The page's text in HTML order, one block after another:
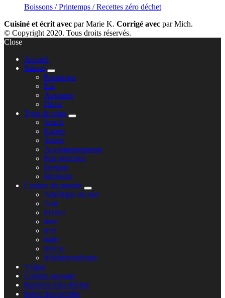
Boissons / Printemps / Recettes zéro déchet
Cuisiné et écrit avec par Marie K. Corrigé avec par Mich.
© Copyright 2020. Tous droits réservés.
Close
Accueil
Saison
expand
child
menu
Printemps
Eté
Automne
Hiver
Type de plats
expand
Snack
Entrée
Soupe
Accompagnement
Plat principal
Dessert
Boissons
Cuisine du monde
expand
child
Amérique du sud
Asie
France
Inde
Iran
Italie
Maroc
Méditerranéenne
Végan
Cuisine sauvage
Recettes zéro déchet
Index des recettes